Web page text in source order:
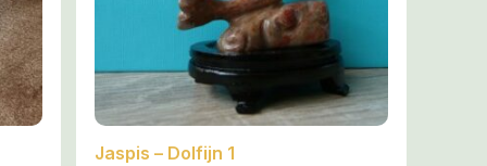
Jaspis – Dolfijn 1